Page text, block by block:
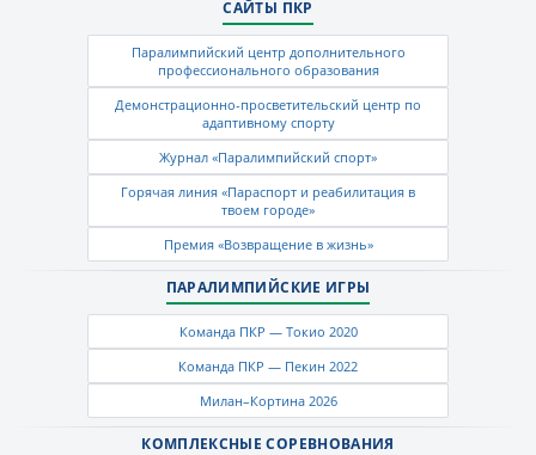
САЙТЫ ПКР
Паралимпийский центр дополнительного
профессионального образования
Демонстрационно-просветительский центр по
адаптивному спорту
Журнал «Паралимпийский спорт»
Горячая линия «Параспорт и реабилитация в
твоем городе»
Премия «Возвращение в жизнь»
ПАРАЛИМПИЙСКИЕ ИГРЫ
Команда ПКР — Токио 2020
Команда ПКР — Пекин 2022
Милан–Кортина 2026
КОМПЛЕКСНЫЕ СОРЕВНОВАНИЯ